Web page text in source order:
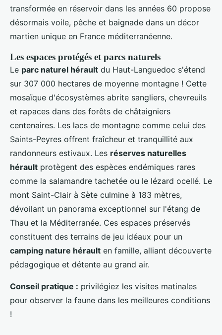
transformée en réservoir dans les années 60 propose
désormais voile, pêche et baignade dans un décor
martien unique en France méditerranéenne.
Les espaces protégés et parcs naturels
Le parc naturel hérault du Haut-Languedoc s'étend
sur 307 000 hectares de moyenne montagne ! Cette
mosaïque d'écosystèmes abrite sangliers, chevreuils
et rapaces dans des forêts de châtaigniers
centenaires. Les lacs de montagne comme celui des
Saints-Peyres offrent fraîcheur et tranquillité aux
randonneurs estivaux. Les réserves naturelles
hérault protègent des espèces endémiques rares
comme la salamandre tachetée ou le lézard ocellé. Le
mont Saint-Clair à Sète culmine à 183 mètres,
dévoilant un panorama exceptionnel sur l'étang de
Thau et la Méditerranée. Ces espaces préservés
constituent des terrains de jeu idéaux pour un
camping nature hérault en famille, alliant découverte
pédagogique et détente au grand air.
Conseil pratique : privilégiez les visites matinales
pour observer la faune dans les meilleures conditions
!